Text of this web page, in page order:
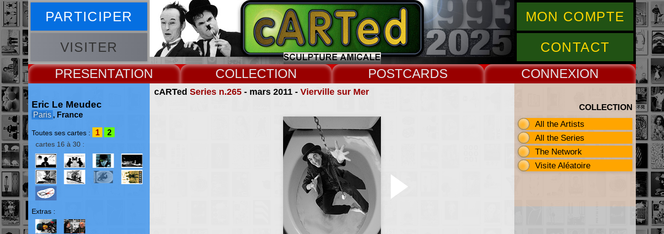
PARTICIPER
VISITER
MON COMPTE
CONTACT
PRESENT COLLECT CARDS CONNEX
cARTed Series n.265- mars 2011 - Vierville sur Mer
Eric Le Meudec
Paris , France
Toutes ses cartes : 1 2
cartes 16 à 30 :
Extras :
COLLECTION
All the Artists
All the Series
The Network
Visite Aléatoire